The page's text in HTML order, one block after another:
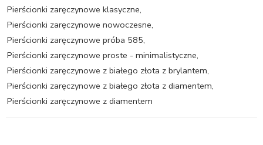
Pierścionki zaręczynowe klasyczne,
Pierścionki zaręczynowe nowoczesne,
Pierścionki zaręczynowe próba 585,
Pierścionki zaręczynowe proste - minimalistyczne,
Pierścionki zaręczynowe z białego złota z brylantem,
Pierścionki zaręczynowe z białego złota z diamentem,
Pierścionki zaręczynowe z diamentem